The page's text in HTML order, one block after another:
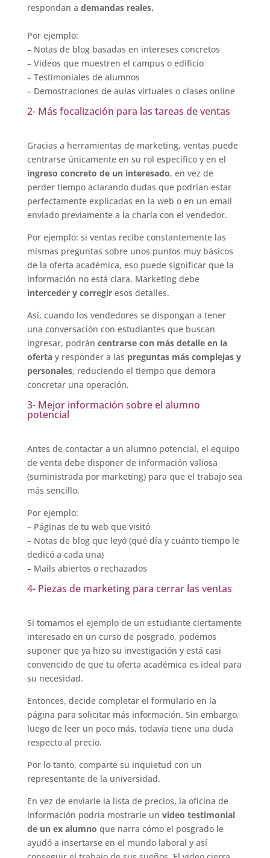
respondan a demandas reales.
Por ejemplo:
– Notas de blog basadas en intereses concretos
– Videos que muestren el campus o edificio
– Testimoniales de alumnos
– Demostraciones de aulas virtuales o clases online
2- Más focalización para las tareas de ventas
Gracias a herramientas de marketing, ventas puede
centrarse únicamente en su rol específico y en el
ingreso concreto de un interesado, en vez de
perder tiempo aclarando dudas que podrían estar
perfectamente explicadas en la web o en un email
enviado previamente a la charla con el vendedor.
Por ejemplo: si ventas recibe constantemente las
mismas preguntas sobre unos puntos muy básicos
de la oferta académica, eso puede significar que la
información no está clara. Marketing debe
interceder y corregiresos detalles.
Así, cuando los vendedores se dispongan a tener
una conversación con estudiantes que buscan
ingresar, podrán centrarse con más detalle en la
ofertay responder a las preguntas más complejas y
personales, reduciendo el tiempo que demora
concretar una operación.
3- Mejor información sobre el alumno
potencial
Antes de contactar a un alumno potencial, el equipo
de venta debe disponer de información valiosa
(suministrada por marketing) para que el trabajo sea
más sencillo.
Por ejemplo:
– Páginas de tu web que visitó
– Notas de blog que leyó (qué día y cuánto tiempo le
dedicó a cada una)
– Mails abiertos o rechazados
4- Piezas de marketing para cerrar las ventas
Si tomamos el ejemplo de un estudiante ciertamente
interesado en un curso de posgrado, podemos
suponer que ya hizo su investigación y está casi
convencido de que tu oferta académica es ideal para
su necesidad.
Entonces, decide completar el formulario en la
página para solicitar más información. Sin embargo,
luego de leer un poco más, todavía tiene una duda
respecto al precio.
Por lo tanto, comparte su inquietud con un
representante de la universidad.
En vez de enviarle la lista de precios, la oficina de
información podría mostrarle un video testimonial
de un ex alumno que narra cómo el posgrado le
ayudó a insertarse en el mundo laboral y así